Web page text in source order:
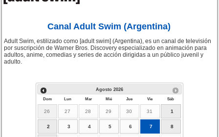
Canal Adult Swim (Argentina)
Adult Swim, estilizado como [adult swim] (Argentina), es un canal de televisión
por suscripción de Warner Bros. Discovery especializado en animación para
adultos, anime, comedias y series de acción dirigidas a un público juvenil y
adulto.
Agosto 2026
Dom Lun Mar Mié Jue Vie Sáb
26 27 28 29 30 31 1
2 3 4 5 6 7 8